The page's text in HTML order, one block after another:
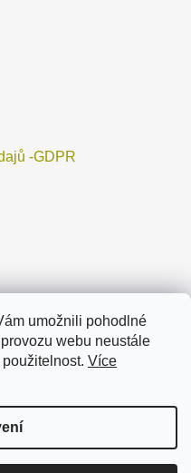
umožnili pohodlné
webu neustále
Více
-GDPR